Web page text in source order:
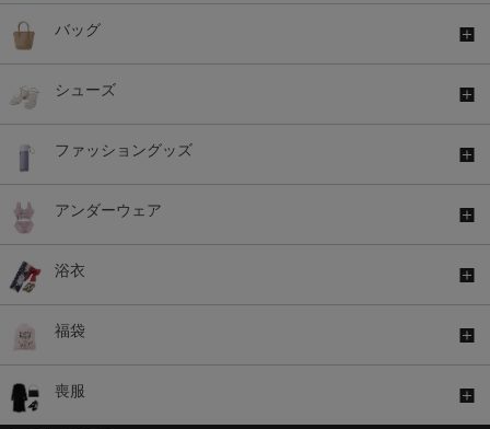
バッグ
シューズ
ファッショングッズ
アンダーウェア
浴衣
福袋
喪服